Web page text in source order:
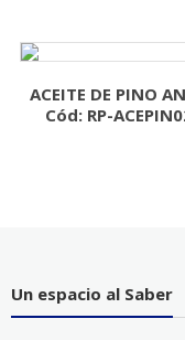
ACEITE DE PINO
Cód: RP-
Un espacio al Saber